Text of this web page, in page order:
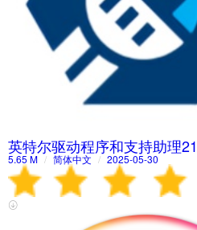
英特尔驱动程序和支持助理
5.65 M / 简体中文 / 2025-05-30